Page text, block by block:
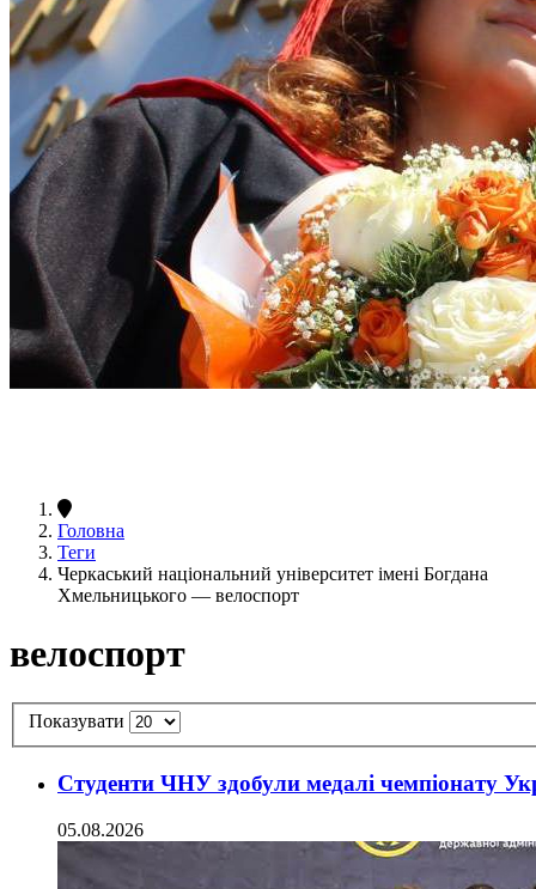
Головна
Теги
Черкаський національний університет імені Богдана
Хмельницького — велоспорт
велоспорт
Показувати
Студенти ЧНУ здобули медалі чемпіонату
05.08.2026